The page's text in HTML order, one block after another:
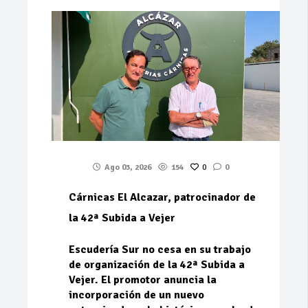
Ago 03, 2026 154 0 0
Cárnicas El Alcazar, patrocinador de
la 42ª Subida a Vejer
Escudería Sur no cesa en su trabajo
de organización de la 42ª Subida a
Vejer. El promotor anuncia la
incorporación de un nuevo